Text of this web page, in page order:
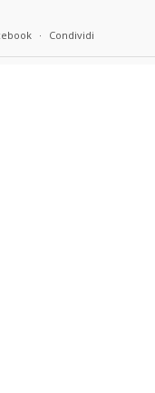
· Condividi